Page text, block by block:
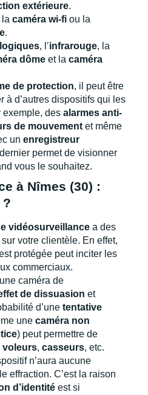
extérieure.
la caméra wi-fi ou la
.
, l’infrarouge, la
dômeet la caméra
de protection, il peut être
à d’autres dispositifs qui les
exemple, des alarmes anti-
de mouvementet même
un enregistreur
permet de visionner
vous le souhaitez.
à Nîmes (30) :
?
vidéosurveillance a des
votre clientèle. En effet,
protégée peut inciter les
commerciaux.
caméra de
de dissuasion et
d’une tentative
une caméra non
) peut permettre de
voleurs, casseurs, etc.
n’aura aucune
effraction. C’est la raison
d’identitéest si